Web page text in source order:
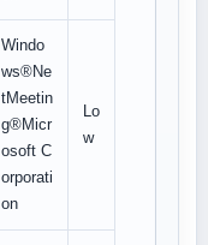
Windo
ws®Ne
tMeetin
g®Micr
osoft C
orporati
on
Lo
w